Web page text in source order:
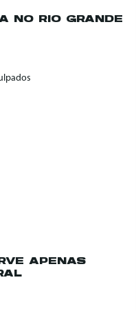
NO RIO GRANDE
APENAS